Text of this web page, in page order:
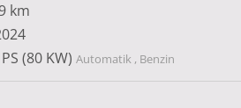
km
(80 KW) Automatik , Benzin